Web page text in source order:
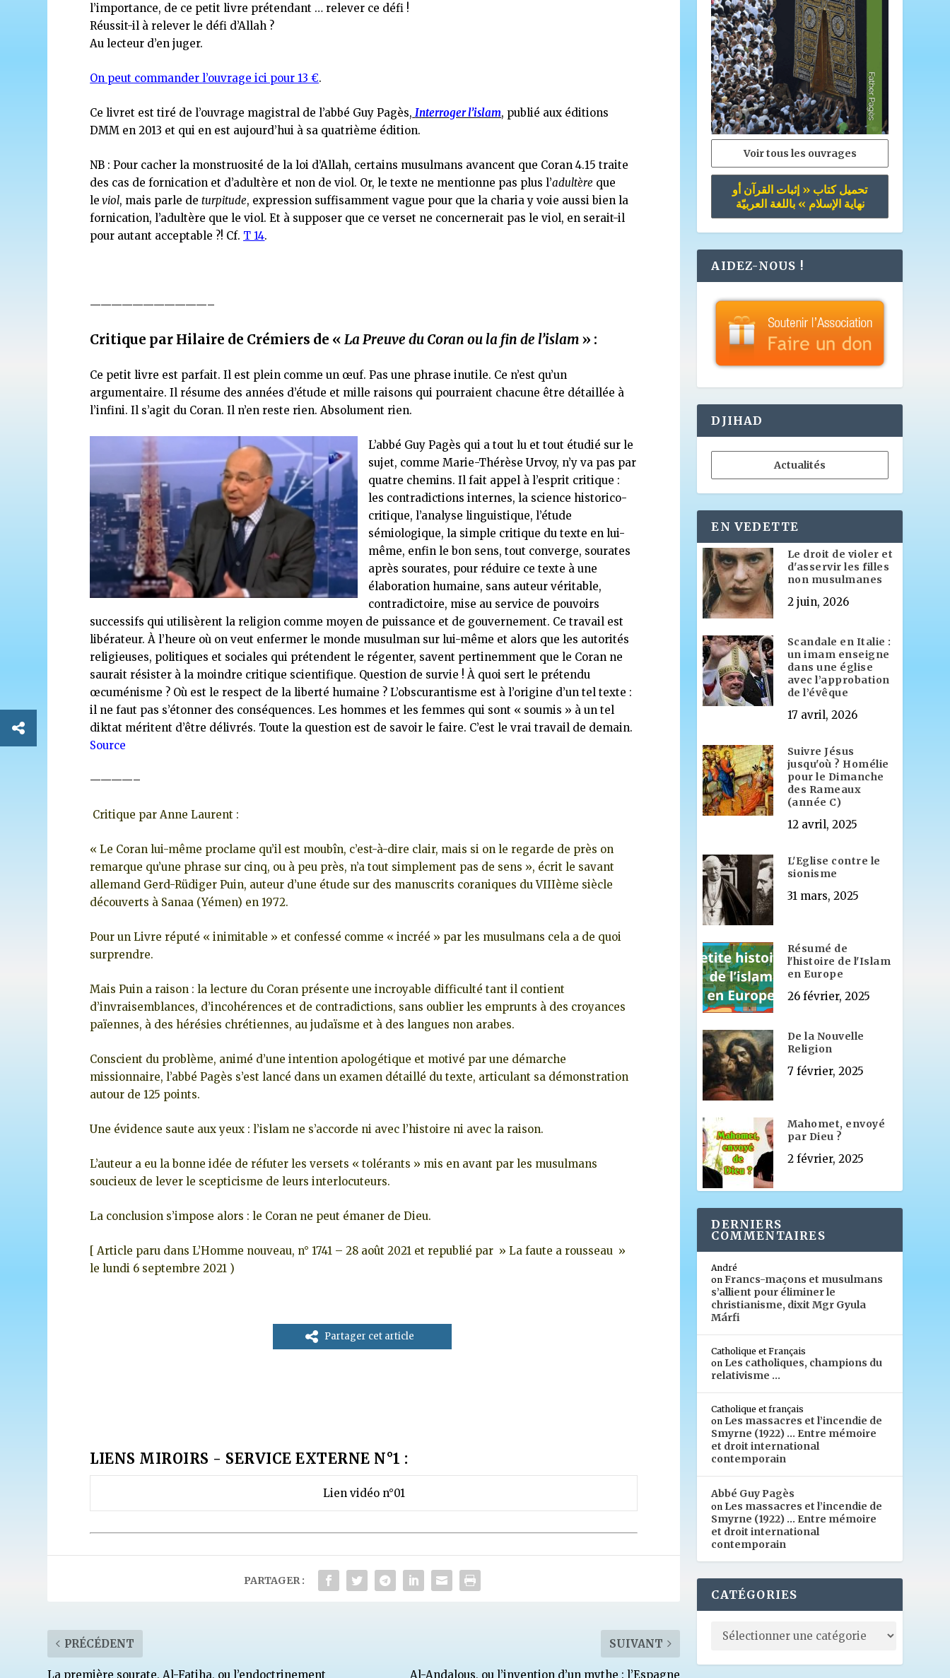
l’importance, de ce petit livre prétendant … relever ce défi !
Réussit-il à relever le défi d’Allah ?
Au lecteur d’en juger.
On peut commander l’ouvrage ici pour 13 €.
Ce livret est tiré de l’ouvrage magistral de l’abbé Guy Pagès, Interroger l’islam, publié aux éditions
DMM en 2013 et qui en est aujourd’hui à sa quatrième édition.
NB : Pour cacher la monstruosité de la loi d’Allah, certains musulmans avancent que Coran 4.15 traite
des cas de fornication et d’adultère et non de viol. Or, le texte ne mentionne pas plus l’adultère que
le viol, mais parle deturpitude, expression suffisamment vague pour que la charia y voie aussi bien la
fornication, l’adultère que le viol. Et à supposer que ce verset ne concernerait pas le viol, en serait-il
pour autant acceptable ?! Cf. T 14.
———————————–
Critique par Hilaire de Crémiers de «La Preuve du Coran ou la fin de l’islam » :
Ce petit livre est parfait. Il est plein comme un œuf. Pas une phrase inutile. Ce n’est qu’un
argumentaire. Il résume des années d’étude et mille raisons qui pourraient chacune être détaillée à
l’infini. Il s’agit du Coran. Il n’en reste rien. Absolument rien.
L’abbé Guy Pagès qui a tout lu et tout étudié sur le
sujet, comme Marie-Thérèse Urvoy, n’y va pas par
quatre chemins. Il fait appel à l’esprit critique :
les contradictions internes, la science historico-
critique, l’analyse linguistique, l’étude
sémiologique, la simple critique du texte en lui-
même, enfin le bon sens, tout converge, sourates
après sourates, pour réduire ce texte à une
élaboration humaine, sans auteur véritable,
contradictoire, mise au service de pouvoirs
successifs qui utilisèrent la religion comme moyen de puissance et de gouvernement. Ce travail est
libérateur. À l’heure où on veut enfermer le monde musulman sur lui-même et alors que les autorités
religieuses, politiques et sociales qui prétendent le régenter, savent pertinemment que le Coran ne
saurait résister à la moindre critique scientifique. Question de survie ! À quoi sert le prétendu
œcuménisme ? Où est le respect de la liberté humaine ? L’obscurantisme est à l’origine d’un tel texte :
il ne faut pas s’étonner des conséquences. Les hommes et les femmes qui sont « soumis » à un tel
diktat méritent d’être délivrés. Toute la question est de savoir le faire. C’est le vrai travail de demain.
Source
————–
Critique par Anne Laurent :
« Le Coran lui-même proclame qu’il est moubîn, c’est-à-dire clair, mais si on le regarde de près on
remarque qu’une phrase sur cinq, ou à peu près, n’a tout simplement pas de sens », écrit le savant
allemand Gerd-Rüdiger Puin, auteur d’une étude sur des manuscrits coraniques du VIIIème siècle
découverts à Sanaa (Yémen) en 1972.
Pour un Livre réputé « inimitable » et confessé comme « incréé » par les musulmans cela a de quoi
surprendre.
Mais Puin a raison : la lecture du Coran présente une incroyable difficulté tant il contient
d’invraisemblances, d’incohérences et de contradictions, sans oublier les emprunts à des croyances
païennes, à des hérésies chrétiennes, au judaïsme et à des langues non arabes.
Conscient du problème, animé d’une intention apologétique et motivé par une démarche
missionnaire, l’abbé Pagès s’est lancé dans un examen détaillé du texte, articulant sa démonstration
autour de 125 points.
Une évidence saute aux yeux : l’islam ne s’accorde ni avec l’histoire ni avec la raison.
L’auteur a eu la bonne idée de réfuter les versets « tolérants » mis en avant par les musulmans
soucieux de lever le scepticisme de leurs interlocuteurs.
La conclusion s’impose alors : le Coran ne peut émaner de Dieu.
[ Article paru dans L’Homme nouveau, n° 1741 – 28 août 2021 et republié par » La faute a rousseau »
le lundi 6 septembre 2021 )
Partager cet article
LIENS MIROIRS - SERVICE EXTERNE N°1 :
Lien vidéo n°01
PARTAGER :
PRÉCÉDENT
La première sourate, Al-Fatiha, ou l’endoctrinement
SUIVANT
Al-Andalous, ou l’invention d’un mythe : l’Espagne
Voir tous les ouvrages
تحميل كتاب « إثبات القرآن أو
نهاية الإسلام » باللغة العربيّة
AIDEZ-NOUS !
DJIHAD
Actualités
EN VEDETTE
Le droit de violer et
d'asservir les filles
non musulmanes
2 juin, 2026
Scandale en Italie :
un imam enseigne
dans une église
avec l’approbation
de l’évêque
17 avril, 2026
Suivre Jésus
jusqu'où ? Homélie
pour le Dimanche
des Rameaux
(année C)
12 avril, 2025
L'Eglise contre le
sionisme
31 mars, 2025
Résumé de
l'histoire de l'Islam
en Europe
26 février, 2025
De la Nouvelle
Religion
7 février, 2025
Mahomet, envoyé
par Dieu ?
2 février, 2025
DERNIERS
COMMENTAIRES
André
onFrancs-maçons et musulmans
s’allient pour éliminer le
christianisme, dixit Mgr Gyula
Márfi
Catholique et Français
on Les catholiques, champions du
relativisme …
Catholique et français
on Les massacres et l’incendie de
Smyrne (1922) … Entre mémoire
et droit international
contemporain
Abbé Guy Pagès
on Les massacres et l’incendie de
Smyrne (1922) … Entre mémoire
et droit international
contemporain
CATÉGORIES